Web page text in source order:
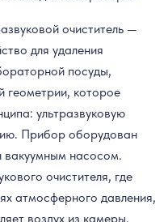
очиститель —
для удаления
посуды,
геометрии, которое
ультразвуковую
Прибор оборудован
вакуумным насосом.
очистителя, где
атмосферного давления,
воздух из камеры,